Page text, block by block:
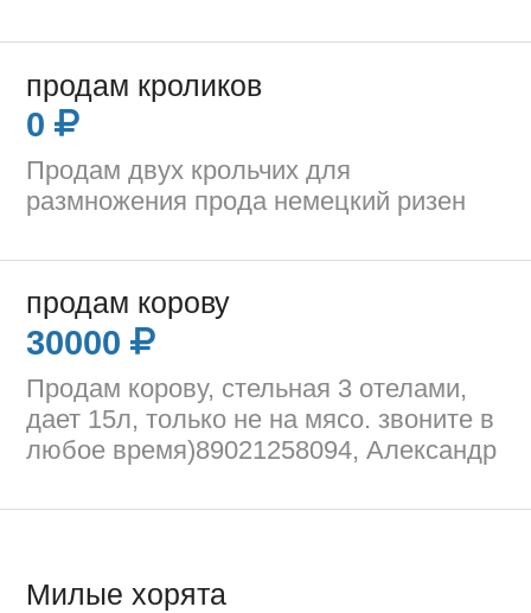
продам кроликов
0
Продам двух крольчих для
размножения прода немецкий ризен
продам корову
30000
Продам корову, стельная 3 отелами,
дает 15л, только не на мясо. звоните в
любое время)89021258094, Александр
Милые хорята